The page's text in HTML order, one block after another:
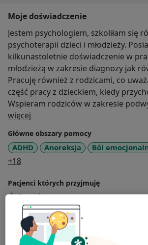
Moje doświadczenie
Jestem psychologiem, szkoliłam się
psychoterapii dzieci i młodzieży.
kilkunastoletnie doświadczenie w
młodzieżą w zakresie diagnozy jak
Pracuję również z rodzicami, co
część pracy z dzieckiem, kiedy
Wspieram rodziców w zakresie
kompetencji wychowawczych, mogę
przeprowadzić warsztat edukacyjny z
kompetencji wychowawczych.
Pomagam dzieciom i młodzieży w
występowania zaburzeń lękowych,
dialogu z rodzicami, problemów
problemów u dzieci wynikających z
rozstania rodziców.
więcej
Główne obszary pomocy
ADHD Anoreksja Ból
+18a11y_sr_more_diseases
Pacjenci których przyjmuję
Dorośli
Dzieci
Pokaż więcej